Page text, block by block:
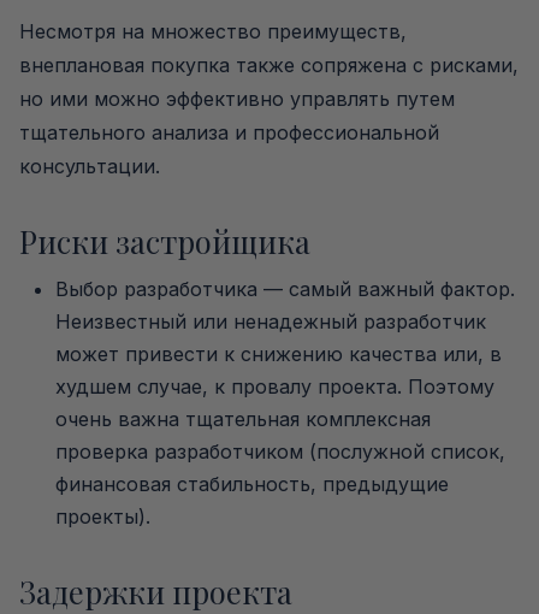
Несмотря на множество преимуществ,
внеплановая покупка также сопряжена с рисками,
но ими можно эффективно управлять путем
тщательного анализа и профессиональной
консультации.
Риски застройщика
Выбор разработчика — самый важный фактор.
Неизвестный или ненадежный разработчик
может привести к снижению качества или, в
худшем случае, к провалу проекта. Поэтому
очень важна тщательная комплексная
проверка разработчиком (послужной список,
финансовая стабильность, предыдущие
проекты).
Задержки проекта